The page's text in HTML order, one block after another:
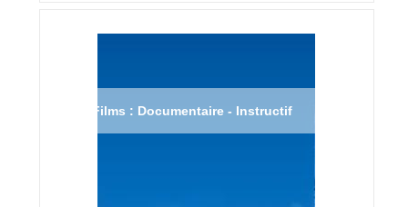
Films : Documentaire - Instructif